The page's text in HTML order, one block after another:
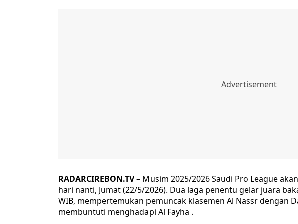
RADARCIREBON.TV– Musim 2025/2026 Saudi Pro League
hari nanti, Jumat (22/5/2026). Dua laga penentu gelar juara
WIB, mempertemukan pemuncak klasemen Al Nassr dengan
membuntuti menghadapi Al Fayha .